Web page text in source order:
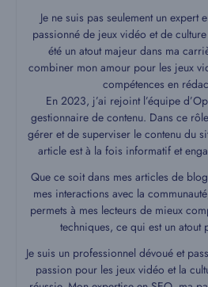
Je ne suis pas seulement un expert
passionné de jeux vidéo et de
été un atout majeur dans ma
combiner mon amour pour les jeux
compétences en
En 2023, j’ai rejoint l’équipe
gestionnaire de contenu. Dans ce
gérer et de superviser le contenu du
article est à la fois informatif et
Que ce soit dans mes articles de
mes interactions avec la
permets à mes lecteurs de mieux
techniques, ce qui est un
Je suis un professionnel dévoué et
passion pour les jeux vidéo et la